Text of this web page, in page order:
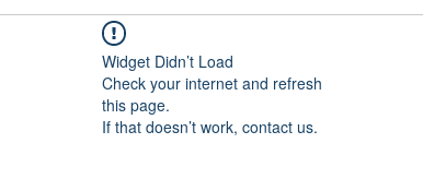
Widget Didn’t Load
Check your internet and refresh
this page.
If that doesn’t work, contact us.